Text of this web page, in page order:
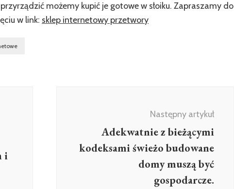
możemy kupić je gotowe w słoiku. Zapraszamy do
w link: sklep internetowy przetwory
i
Następny artykuł
Adekwatnie z bieżącymi
kodeksami świeżo budowane
domy muszą być
gospodarcze.